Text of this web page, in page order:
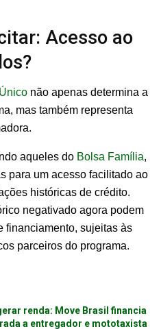
Acesso ao
não apenas determina a
mas também representa
aqueles do Bolsa Família,
para um acesso facilitado ao
históricas de crédito.
negativado agora podem
financiamento, sujeitas às
parceiros do programa.
renda: Move Brasil financia
a entregador e mototaxista